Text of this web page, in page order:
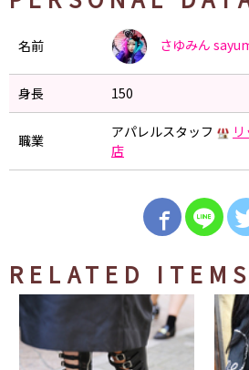
名前 さゆみん
身長 150
職業 アパレルスタッフ
店
RELATED ITEMS